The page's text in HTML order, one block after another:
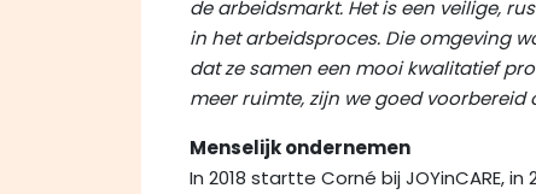
de arbeidsmarkt. Het is een veilige,
in het arbeidsproces. Die omgeving
dat ze samen een mooi kwalitatief
meer ruimte, zijn we goed voorbereid
Menselijk ondernemen
In 2018 startte Corné bij JOYinCARE,